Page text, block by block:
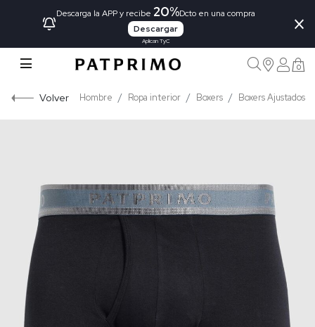
Descarga la APP y recibe 20%Dcto en una compra
Descargar
Aplican TyC
×
0
Volver Hombre Ropa interior Boxers Boxers Ajustados